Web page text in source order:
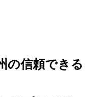
の信頼できる